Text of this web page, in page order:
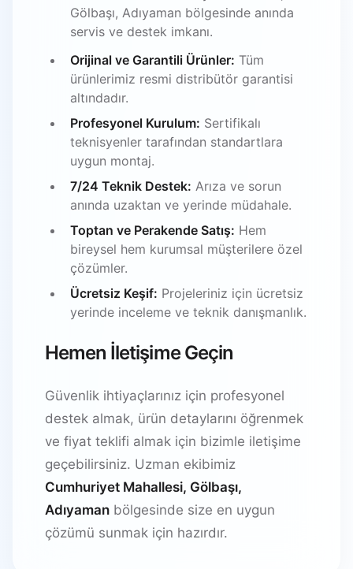
Gölbaşı, Adıyaman bölgesinde anında
servis ve destek imkanı.
Orijinal ve Garantili Ürünler: Tüm
ürünlerimiz resmi distribütör garantisi
altındadır.
Profesyonel Kurulum: Sertifikalı
teknisyenler tarafından standartlara
uygun montaj.
7/24 Teknik Destek: Arıza ve sorun
anında uzaktan ve yerinde müdahale.
Toptan ve Perakende Satış: Hem
bireysel hem kurumsal müşterilere özel
çözümler.
Ücretsiz Keşif: Projeleriniz için ücretsiz
yerinde inceleme ve teknik danışmanlık.
Hemen İletişime Geçin
Güvenlik ihtiyaçlarınız için profesyonel
destek almak, ürün detaylarını öğrenmek
ve fiyat teklifi almak için bizimle iletişime
geçebilirsiniz. Uzman ekibimiz
Cumhuriyet Mahallesi, Gölbaşı,
Adıyaman bölgesinde size en uygun
çözümü sunmak için hazırdır.